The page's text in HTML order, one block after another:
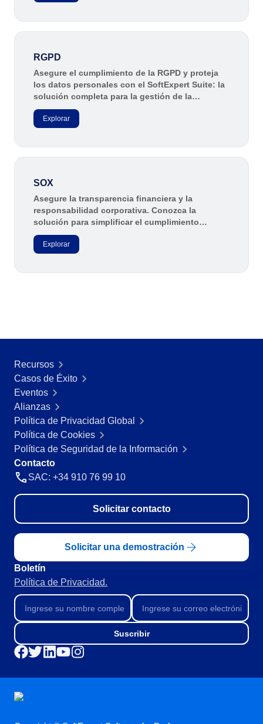
RGPD
Asegure el cumplimiento de la RGPD y proteja
los datos personales con el SoftExpert Suite: la
solución completa para la gestión de la
privacidad y la seguridad de la información.
Explorar
SOX
Asegure la transparencia financiera y la
responsabilidad corporativa. Conozca la
solución para simplificar el cumplimiento
normativo y reafirme su compromiso con la
integridad de los informes financieros y la
Explorar
Recursos
Casos de Éxito
Eventos
Alianzas
Política de Privacidad Global
Política de Cookies
Política de Seguridad de la Información
Contacto
SAC: +34 910 76 99 10
Solicitar contacto
Solicitar una demostración
Boletín
Política de Privacidad.
Suscribir